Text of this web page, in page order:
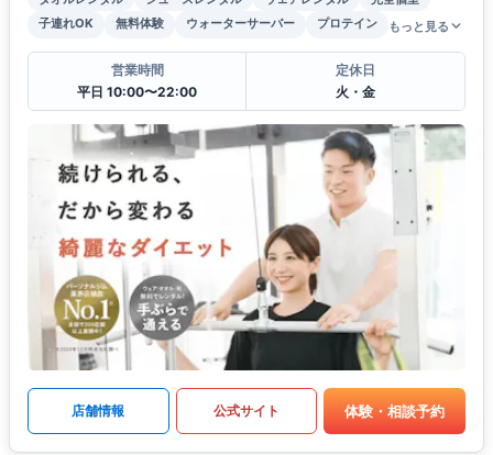
子連れOK
無料体験 ウォーターサーバー プロテイン もっと見る
営業時間
平日 10:00〜22:00
定休日
火・金
店舗情報 公式サイト 体験・相談予約